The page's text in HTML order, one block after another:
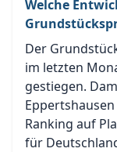
Welche
Der
im letzten
gestiegen.
Ranking auf
für